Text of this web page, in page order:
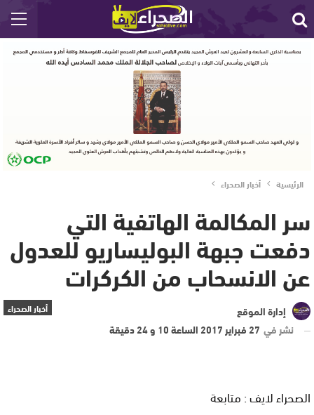
الرئيسية أخبار الصحراء
سر المكالمة الهاتفية التي
دفعت جبهة البوليساريو للعدول
عن الانسحاب من الكركرات‎
أخبار الصحراء
إدارة الموقع
نشر في 27 فبراير 2017 الساعة 10 و 24 دقيقة
الصحراء لايف : متابعة